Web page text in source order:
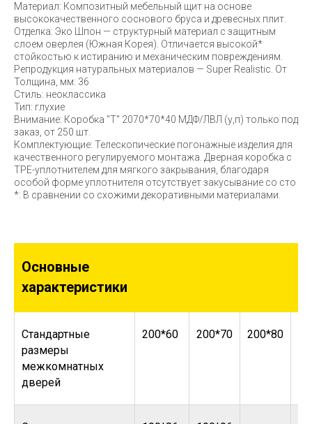
Материал: Композитный мебельный щит на основе
высококачественного соснового бруса и древесных плит.
Отделка: Эко Шпон — структурный материал с защитным
слоем оверлея (Южная Корея). Отличается высокой*
стойкостью к истиранию и механическим повреждениям.
Репродукция натуральных материалов — Super Realistic. От
Толщина, мм: 36
Стиль: неоклассика
Тип: глухие
Внимание: Коробка "Т" 2070*70*40 МДФ/ЛВЛ (у,п) только под
заказ, от 250 шт.
Комплектующие: Телескопические погонажные изделия для
качественного регулируемого монтажа. Дверная коробка с
TPE-уплотнителем для мягкого закрывания, благодаря
особой форме уплотнителя отсутствует закусывание со сто
*: В сравнении со схожими декоративными материалами.
Основные
характеристики
Стандартные
размеры
межкомнатных
дверей
200*60 200*70 200*80